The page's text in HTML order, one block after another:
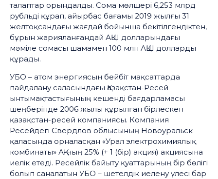
талаптар орындалды. Сома мөлшері 6,253 млрд
рубльді құрап, айырбас бағамы 2019 жылғы 31
желтоқсандағы жағдай бойынша бекітілгендіктен,
бұрын жарияланғандай АҚШ долларындағы
мәміле сомасы шамамен 100 млн АҚШ долларды
құрады.
УБО – атом энергиясын бейбіт мақсаттарда
пайдалану саласындағы Қазақстан-Ресей
ынтымақтастығының кешенді бағдарламасы
шеңберінде 2006 жылы құрылған бірлескен
қазақстан-ресей компаниясы. Компания
Ресейдегі Свердлов облысының Новоуральск
қаласында орналасқан «Урал электрохимиялық
комбинаты» АҚ-ның 25% (+ 1 (бір) акция) акциясына
иелік етеді. Ресейлік байыту қуаттарының бір бөлігі
болып саналатын УБО – шетелдік иелену үлесі бар